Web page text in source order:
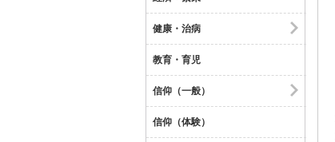
健康・治病
教育・育児
信仰（一般）
信仰（体験）